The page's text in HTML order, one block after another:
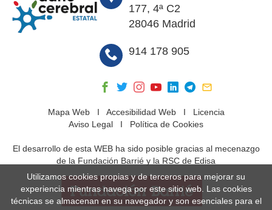
177, 4ª C2
28046 Madrid
914 178 905
Mapa WebI Accesibilidad WebI Licencia
Aviso Legal I Política de Cookies
El desarrollo de esta WEB ha sido posible gracias al mecenazgo
de la Fundación Barrié y la RSC de Edisa
Utilizamos cookies propias y de terceros para mejorar su
experiencia mientras navega por este sitio web. Las cookies
técnicas se almacenan en su navegador y son esenciales para el